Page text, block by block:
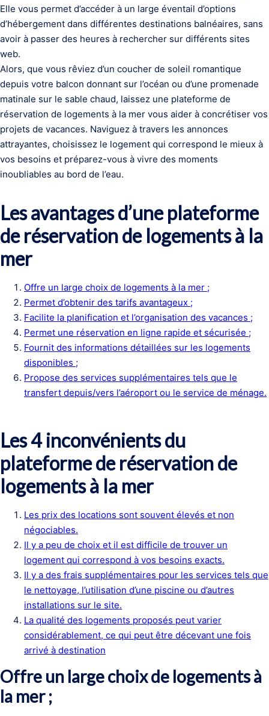
Elle vous permet d’accéder à un large éventail d’options
d’hébergement dans différentes destinations balnéaires, sans
avoir à passer des heures à rechercher sur différents sites
web.
Alors, que vous rêviez d’un coucher de soleil romantique
depuis votre balcon donnant sur l’océan ou d’une promenade
matinale sur le sable chaud, laissez une plateforme de
réservation de logements à la mer vous aider à concrétiser vos
projets de vacances. Naviguez à travers les annonces
attrayantes, choisissez le logement qui correspond le mieux à
vos besoins et préparez-vous à vivre des moments
inoubliables au bord de l’eau.
Les avantages d’une plateforme
de réservation de logements à la
mer
Offre un large choix de logements à la mer ;
Permet d’obtenir des tarifs avantageux ;
Facilite la planification et l’organisation des vacances ;
Permet une réservation en ligne rapide et sécurisée ;
Fournit des informations détaillées sur les logements
disponibles ;
Propose des services supplémentaires tels que le
transfert depuis/vers l’aéroport ou le service de ménage.
Les 4 inconvénients du
plateforme de réservation de
logements à la mer
Les prix des locations sont souvent élevés et non
négociables.
Il y a peu de choix et il est difficile de trouver un
logement qui correspond à vos besoins exacts.
Il y a des frais supplémentaires pour les services tels que
le nettoyage, l’utilisation d’une piscine ou d’autres
installations sur le site.
La qualité des logements proposés peut varier
considérablement, ce qui peut être décevant une fois
arrivé à destination
Offre un large choix de logements à
la mer ;